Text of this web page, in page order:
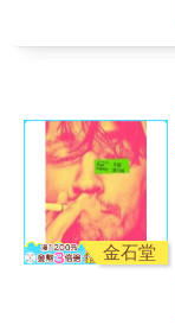
金石堂